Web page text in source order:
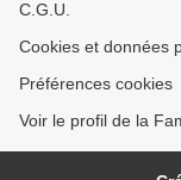
C.G.U.
Cookies et données
Préférences cookies
Voir le profil de la